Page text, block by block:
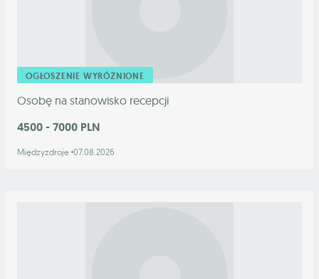
OGŁOSZENIE WYRÓŻNIONE
Osobę na stanowisko recepcji
4500 - 7000 PLN
Międzyzdroje 07.08.2026